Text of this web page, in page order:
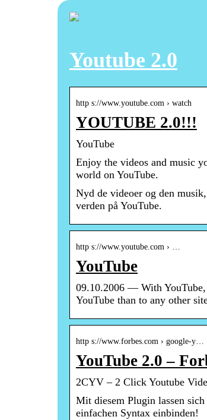
Youtube 2.0
http s://www.youtube.com › watch
YOUTUBE 2.0!!!
YouTube
Enjoy the videos and music
world on YouTube.
Nyd de videoer og den
verden på YouTube.
http s://www.youtube.com › …
YouTube
09.10.2006 — With
YouTube than to any other
http s://www.forbes.com › google-y…
YouTube 2.0 –
2CYV – 2 Click Youtube
Mit diesem Plugin lassen
einfachen Syntax einbinden!